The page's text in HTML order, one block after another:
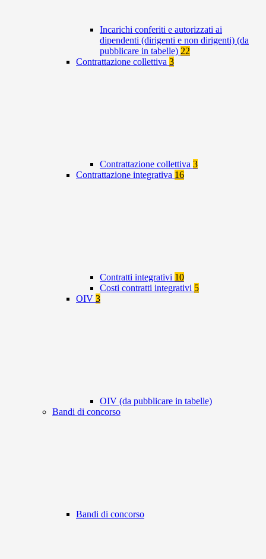
Incarichi conferiti e autorizzati ai
dipendenti (dirigenti e non dirigenti) (da
pubblicare in tabelle) 22
Contrattazione collettiva 3
Contrattazione collettiva 3
Contrattazione integrativa 16
Contratti integrativi 10
Costi contratti integrativi 5
OIV 3
OIV (da pubblicare in tabelle)
Bandi di concorso
Bandi di concorso